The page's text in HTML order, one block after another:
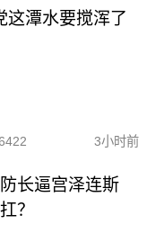
这潭水要搅浑了
3小时前
长逼宫泽连斯
？